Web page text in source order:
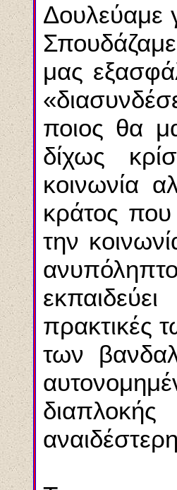
Δουλεύαμε
μας
ποιος θα
δίχως
κοινωνία
κράτος που
την
πρακτικές
των